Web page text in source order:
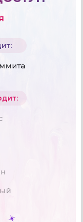
жизньвыйти
эволюции
среды
успеха